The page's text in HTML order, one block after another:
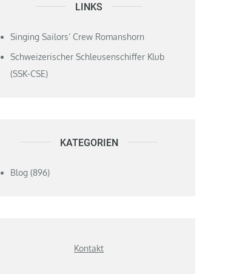
LINKS
Singing Sailors‘ Crew Romanshorn
Schweizerischer Schleusenschiffer Klub
(SSK-CSE)
KATEGORIEN
Blog (896)
Kontakt